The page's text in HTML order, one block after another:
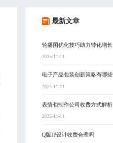
最新文章
轮播图优化技巧助力转化增长
2025-11-11
电子产品包装创新策略有哪些
2025-11-11
表情包制作公司收费方式解析
2025-11-11
Q版IP设计收费合理吗